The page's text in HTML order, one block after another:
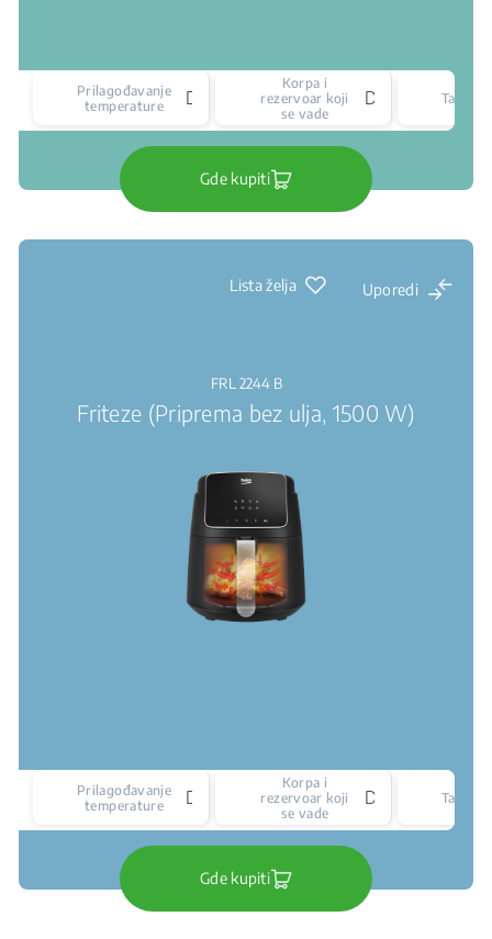
Prilagođavanje
temperature
Korpa i
rezervoar koji
se vade
Tajmer
Gde kupiti
Lista želja Uporedi
FRL 2244 B
Friteze (Priprema bez ulja, 1500 W)
Prilagođavanje
temperature
Korpa i
rezervoar koji
se vade
Tajmer
Gde kupiti